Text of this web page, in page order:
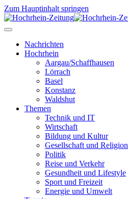
Zum Hauptinhalt springen
Nachrichten
Hochrhein
Aargau/Schaffhausen
Lörrach
Basel
Konstanz
Waldshut
Themen
Technik und IT
Wirtschaft
Bildung und Kultur
Gesellschaft und Religion
Politik
Reise und Verkehr
Gesundheit und Lifestyle
Sport und Freizeit
Energie und Umwelt